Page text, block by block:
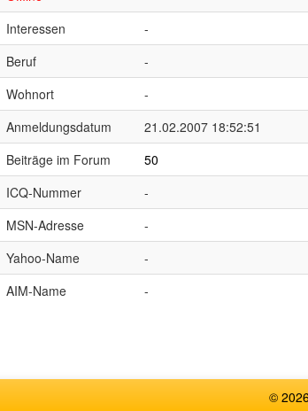
Interessen
-
Beruf
-
Wohnort
-
Anmeldungsdatum
21.02.2007 18:52:51
Beiträge im Forum
50
ICQ-Nummer
-
MSN-Adresse
-
Yahoo-Name
-
AIM-Name
-
©